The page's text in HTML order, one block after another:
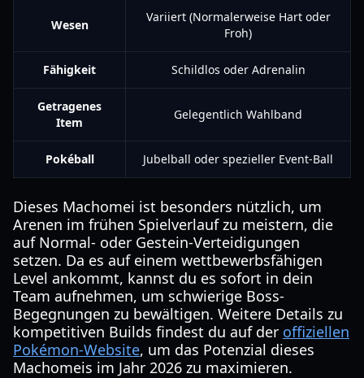
Wesen
Variiert (Normalerweise Hart oder
Froh)
Fähigkeit Schildlos oder Adrenalin
Getragenes
Item
Gelegentlich Wahlband
Pokéball Jubelball oder spezieller Event-Ball
Dieses Machomei ist besonders nützlich, um
Arenen im frühen Spielverlauf zu meistern, die
auf Normal- oder Gestein-Verteidigungen
setzen. Da es auf einem wettbewerbsfähigen
Level ankommt, kannst du es sofort in dein
Team aufnehmen, um schwierige Boss-
Begegnungen zu bewältigen. Weitere Details zu
kompetitiven Builds findest du auf der offiziellen
Pokémon-Website, um das Potenzial dieses
Machomeis im Jahr 2026 zu maximieren.